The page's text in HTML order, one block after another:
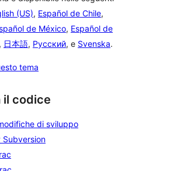
(US), Español de Chile,
de México, Español de
, 日本語, Русский, e Svenska.
tema
il codice
di sviluppo
Subversion